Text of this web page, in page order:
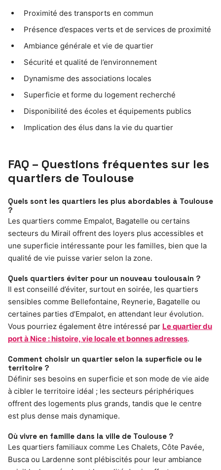
Proximité des transports en commun
Présence d’espaces verts et de services de proximité
Ambiance générale et vie de quartier
Sécurité et qualité de l’environnement
Dynamisme des associations locales
Superficie et forme du logement recherché
Disponibilité des écoles et équipements publics
Implication des élus dans la vie du quartier
FAQ – Questions fréquentes sur les
quartiers de Toulouse
Quels sont les quartiers les plus abordables à Toulouse
?
Les quartiers comme Empalot, Bagatelle ou certains
secteurs du Mirail offrent des loyers plus accessibles et
une superficie intéressante pour les familles, bien que la
qualité de vie puisse varier selon la zone.
Quels quartiers éviter pour un nouveau toulousain ?
Il est conseillé d’éviter, surtout en soirée, les quartiers
sensibles comme Bellefontaine, Reynerie, Bagatelle ou
certaines parties d’Empalot, en attendant leur évolution.
Vous pourriez également être intéressé par Le quartier du
port à Nice : histoire, vie locale et bonnes adresses.
Comment choisir un quartier selon la superficie ou le
territoire ?
Définir ses besoins en superficie et son mode de vie aide
à cibler le territoire idéal ; les secteurs périphériques
offrent des logements plus grands, tandis que le centre
est plus dense mais dynamique.
Où vivre en famille dans la ville de Toulouse ?
Les quartiers familiaux comme Les Chalets, Côte Pavée,
Busca ou Lardenne sont plébiscités pour leur ambiance